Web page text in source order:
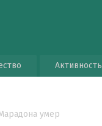
Активность
умер